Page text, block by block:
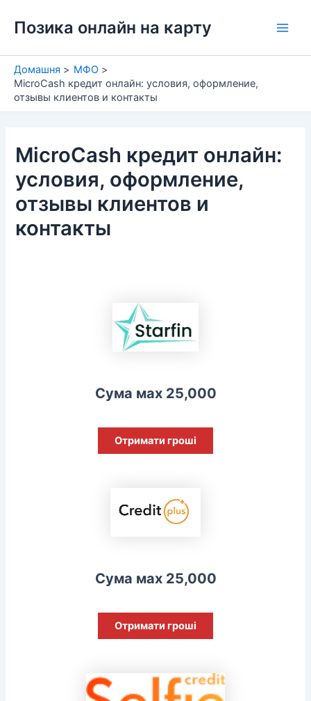
Позика онлайн на карту
Домашня
МФО
MicroCash кредит онлайн: условия, оформление,
отзывы клиентов и контакты
MicroCash кредит онлайн:
условия, оформление,
отзывы клиентов и
контакты
Сума мах 25,000
Отримати гроші
Сума мах 25,000
Отримати гроші